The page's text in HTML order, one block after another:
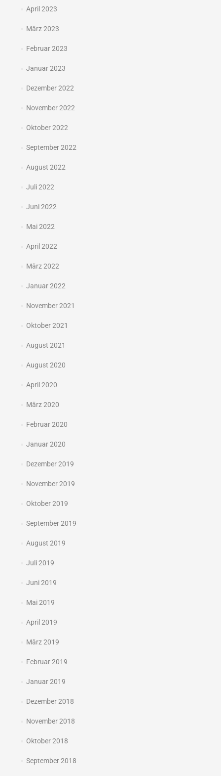
April 2023
März 2023
Februar 2023
Januar 2023
Dezember 2022
November 2022
Oktober 2022
September 2022
August 2022
Juli 2022
Juni 2022
Mai 2022
April 2022
März 2022
Januar 2022
November 2021
Oktober 2021
August 2021
August 2020
April 2020
März 2020
Februar 2020
Januar 2020
Dezember 2019
November 2019
Oktober 2019
September 2019
August 2019
Juli 2019
Juni 2019
Mai 2019
April 2019
März 2019
Februar 2019
Januar 2019
Dezember 2018
November 2018
Oktober 2018
September 2018